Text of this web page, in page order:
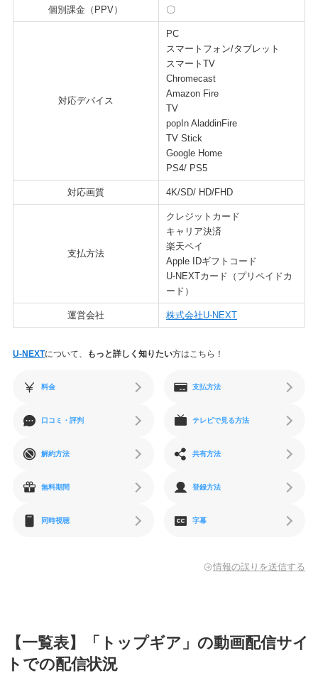
個別課金（PPV） 〇
対応デバイス
PC
スマートフォン/タブレット
スマートTV
Chromecast
Amazon Fire
TV
popIn AladdinFire
TV Stick
Google Home
PS4/ PS5
対応画質 4K/SD/ HD/FHD
支払方法
クレジットカード
キャリア決済
楽天ペイ
Apple IDギフトコード
U-NEXTカード（プリペイドカ
ード）
運営会社 株式会社U-NEXT
U-NEXTについて、 もっと詳しく知りたい方はこちら！
料金 支払方法
口コミ・評判 テレビで見る方法
解約方法 共有方法
無料期間 登録方法
同時視聴 字幕
情報の誤りを送信する
【一覧表】「トップギア」の動画配信サイ
トでの配信状況